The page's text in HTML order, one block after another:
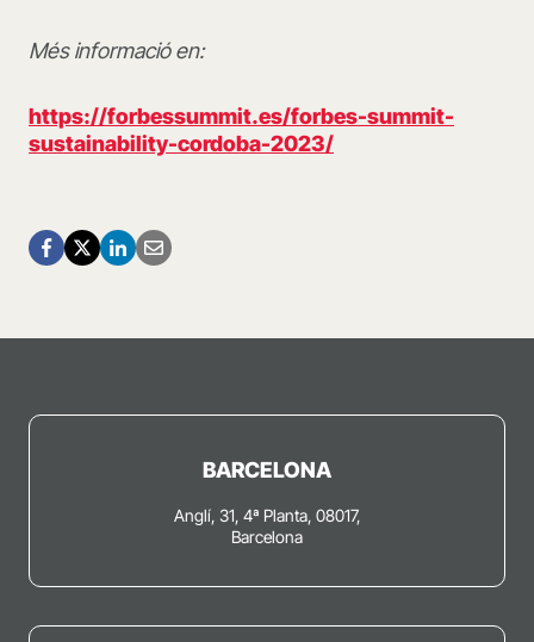
Més informació en:
https://forbessummit.es/forbes-summit-
sustainability-cordoba-2023/
BARCELONA
Anglí, 31, 4ª Planta, 08017,
Barcelona